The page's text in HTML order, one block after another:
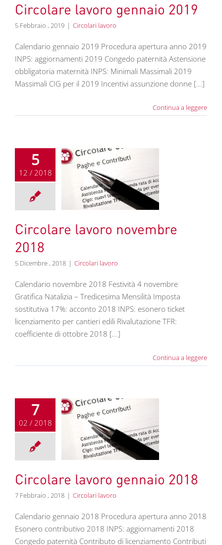
Circolare lavoro gennaio 2019
5 Febbraio , 2019 | Circolari lavoro
Calendario gennaio 2019 Procedura apertura anno 2019
INPS: aggiornamenti 2019 Congedo paternità Astensione
obbligatoria maternità INPS: Minimali Massimali 2019
Massimali CIG per il 2019 Incentivi assunzione donne [...]
Continua a leggere
5
12 / 2018
lavoro
2018
lavoro
Circolare lavoro novembre
2018
5 Dicembre , 2018 | Circolari lavoro
Calendario novembre 2018 Festività 4 novembre
Gratifica Natalizia – Tredicesima Mensilità Imposta
sostitutiva 17%: acconto 2018 INPS: esonero ticket
licenziamento per cantieri edili Rivalutazione TFR:
coefficiente di ottobre 2018 [...]
Continua a leggere
7
02 / 2018
lavoro
lavoro
Circolare lavoro gennaio 2018
7 Febbraio , 2018 | Circolari lavoro
Calendario gennaio 2018 Procedura apertura anno 2018
Esonero contributivo 2018 INPS: aggiornamenti 2018
Congedo paternità Contributo di licenziamento Contributi